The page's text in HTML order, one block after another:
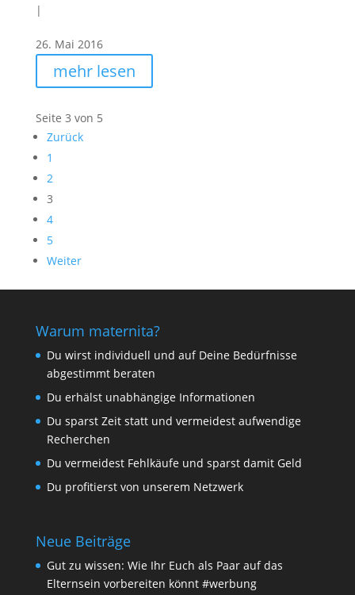
|
26. Mai 2016
mehr lesen
Seite 3 von 5
Zurück
1
2
3
4
5
Weiter
Warum maternita?
Du wirst individuell und auf Deine Bedürfnisse
abgestimmt beraten
Du erhälst unabhängige Informationen
Du sparst Zeit statt und vermeidest aufwendige
Recherchen
Du vermeidest Fehlkäufe und sparst damit Geld
Du profitierst von unserem Netzwerk
Neue Beiträge
Gut zu wissen: Wie Ihr Euch als Paar auf das
Elternsein vorbereiten könnt #werbung